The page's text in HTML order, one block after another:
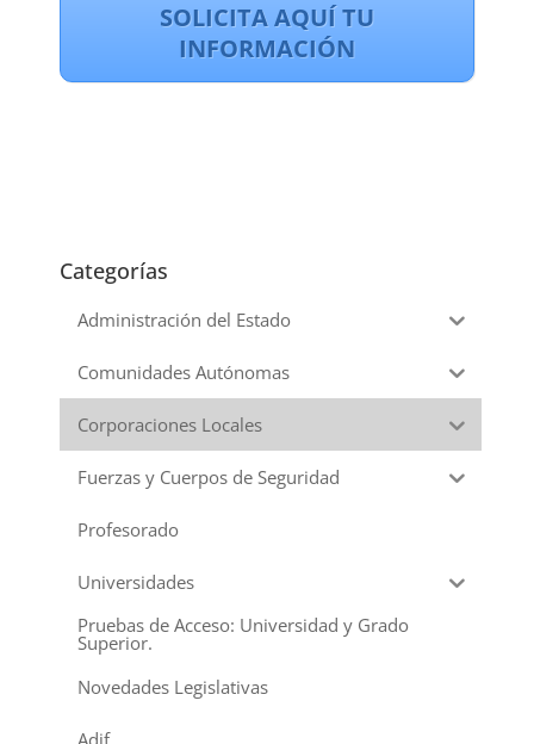
SOLICITA AQUÍ TU
INFORMACIÓN
Categorías
Administración del Estado
Comunidades Autónomas
Corporaciones Locales
Fuerzas y Cuerpos de Seguridad
Profesorado
Universidades
Pruebas de Acceso: Universidad y Grado
Superior.
Novedades Legislativas
Adif